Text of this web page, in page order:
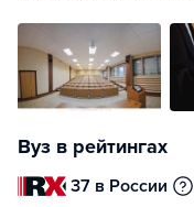
Вуз в рейтингах
37 в России